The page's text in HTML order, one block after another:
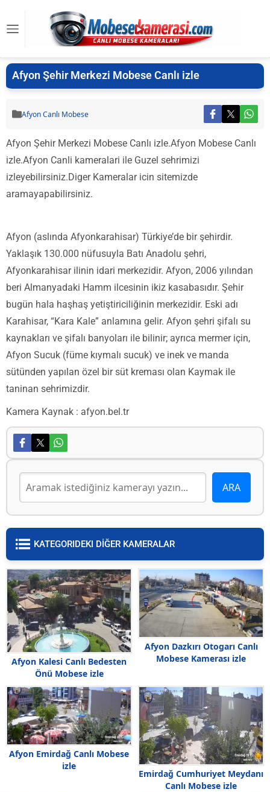
Afyon Şehir Merkezi Mobese Canlı izle
Afyon Canlı Mobese
Afyon Şehir Merkezi Mobese Canlı izle.Afyon Mobese Canlı
izle.Afyon Canli kameralari ile Guzel sehrimizi
izleyebilirsiniz.Diger Kameralar icin sitemizde
aramayapabilirsiniz.
Afyon (aslında Afyonkarahisar) Türkiye’de bir şehirdir.
Yaklaşık 130.000 nüfusuyla Batı Anadolu şehri,
Afyonkarahisar ilinin idari merkezidir. Afyon, 2006 yılından
beri Almanyadaki Hamm ilcesinin ikiz kasabasıdır. Şehir
bugün hala haşhaş yetiştiriciliğinin merkezidir. Eski adı
Karahisar, “Kara Kale” anlamına gelir. Afyon şehri şifalı su
kaynakları ve şifalı banyoları ile bilinir; ayrıca mermer için,
Afyon Sucuk (füme kıymalı sucuk) ve inek ve manda
sütünden yapılan özel bir süt kreması olan Kaymak ile
taninan sehrimizdir.
Kamera Kaynak : afyon.bel.tr
KATEGORIDEKI DİĞER KAMERALAR
Afyon Kalesi Canlı Bedesten
Önü Mobese izle
Afyon Dazkırı Otogarı Canlı
Mobese Kamerası izle
Afyon Emirdağ Canlı Mobese
izle
Emirdağ Cumhuriyet Meydanı
Canlı Mobese izle